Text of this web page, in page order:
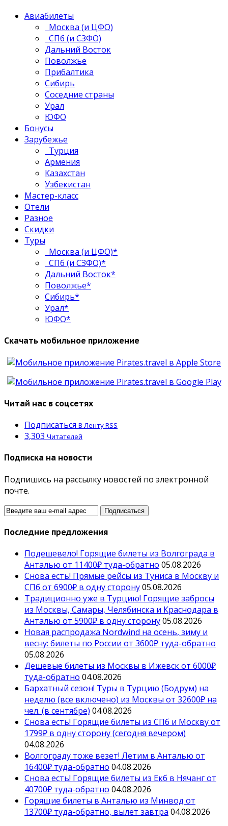
Авиабилеты
Москва (и ЦФО)
СПб (и СЗФО)
Дальний Восток
Поволжье
Прибалтика
Сибирь
Соседние страны
Урал
ЮФО
Бонусы
Зарубежье
Турция
Армения
Казахстан
Узбекистан
Мастер-класс
Отели
Разное
Скидки
Туры
Москва (и ЦФО)*
СПб (и СЗФО)*
Дальний Восток*
Поволжье*
Сибирь*
Урал*
ЮФО*
Скачать мобильное приложение
Читай нас в соцсетях
Подписаться В Ленту RSS
3,303 Читателей
Подписка на новости
Подпишись на рассылку новостей по электронной
почте.
Последние предложения
Подешевело! Горящие билеты из Волгограда в
Анталью от 11400₽ туда-обратно 05.08.2026
Снова есть! Прямые рейсы из Туниса в Москву и
СПб от 6900₽ в одну сторону05.08.2026
Традиционно уже в Турцию! Горящие забросы
из Москвы, Самары, Челябинска и Краснодара в
Анталью от 5900₽ в одну сторону05.08.2026
Новая распродажа Nordwind на осень, зиму и
весну: билеты по России от 3600₽ туда-обратно
05.08.2026
Дешевые билеты из Москвы в Ижевск от 6000₽
туда-обратно 04.08.2026
Бархатный сезон! Туры в Турцию (Бодрум) на
неделю (все включено) из Москвы от 32600₽ на
чел. (в сентябре) 04.08.2026
Снова есть! Горящие билеты из СПб и Москву от
1799₽ в одну сторону (сегодня вечером)
04.08.2026
Волгограду тоже везет! Летим в Анталью от
16400₽ туда-обратно 04.08.2026
Снова есть! Горящие билеты из Екб в Нячанг от
40700₽ туда-обратно 04.08.2026
Горящие билеты в Анталью из Минвод от
13700₽ туда-обратно, вылет завтра 04.08.2026